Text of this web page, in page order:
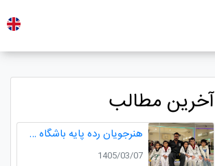
آخرین مطالب
هنرجویان رده پایه باشگاه طلایی
1405/03/07